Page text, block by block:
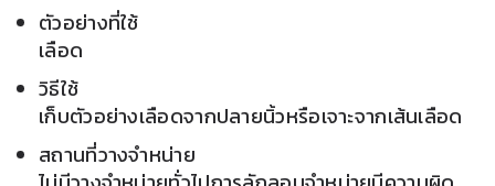
ตัวอย่างที่ใช้
เลือด
วิธีใช้
เก็บตัวอย่างเลือดจากปลายนิ้วหรือเจาะจากเส้นเลือด
สถานที่วางจำหน่าย